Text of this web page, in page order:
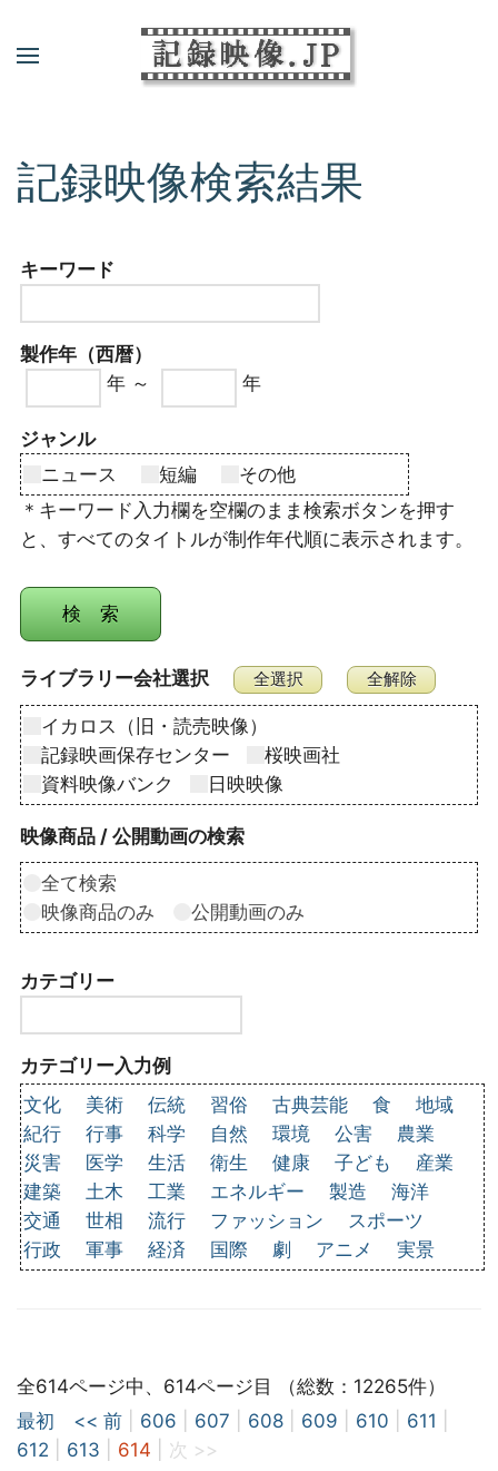
記録映像検索結果
キーワード
製作年（西暦）
年 ～
年
ジャンル
ニュース
短編
その他
＊キーワード入力欄を空欄のまま検索ボタンを押す
と、すべてのタイトルが制作年代順に表示されます。
ライブラリー会社選択
イカロス（旧・読売映像）
記録映画保存センター
桜映画社
資料映像バンク
日映映像
映像商品 / 公開動画の検索
全て検索
映像商品のみ
公開動画のみ
カテゴリー
カテゴリー入力例
文化
美術 伝統 習俗 古典芸能 食
地域
紀行
行事 科学 自然 環境 公害
農業
災害
医学 生活 衛生 健康 子ども
産業
建築
土木 工業 エネルギー 製造
海洋
交通
世相 流行 ファッション
スポーツ
行政
軍事 経済 国際 劇 アニメ 実景
全614ページ中、614ページ目 （総数：12265件）
最初
<< 前 606 607 608 609 610 611
612
613 614
次 >>